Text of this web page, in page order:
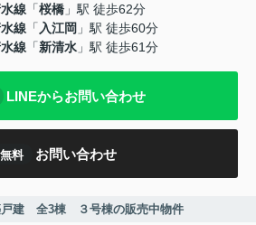
線 「桜橋 」駅 徒歩62分
線 「入江岡 」駅 徒歩60分
線 「新清水 」駅 徒歩61分
LINEからお問い合わせ
無料 お問い合わせ
建 全3棟 ３号棟の販売中物件